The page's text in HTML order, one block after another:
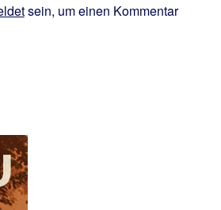
sein, um einen Kommentar